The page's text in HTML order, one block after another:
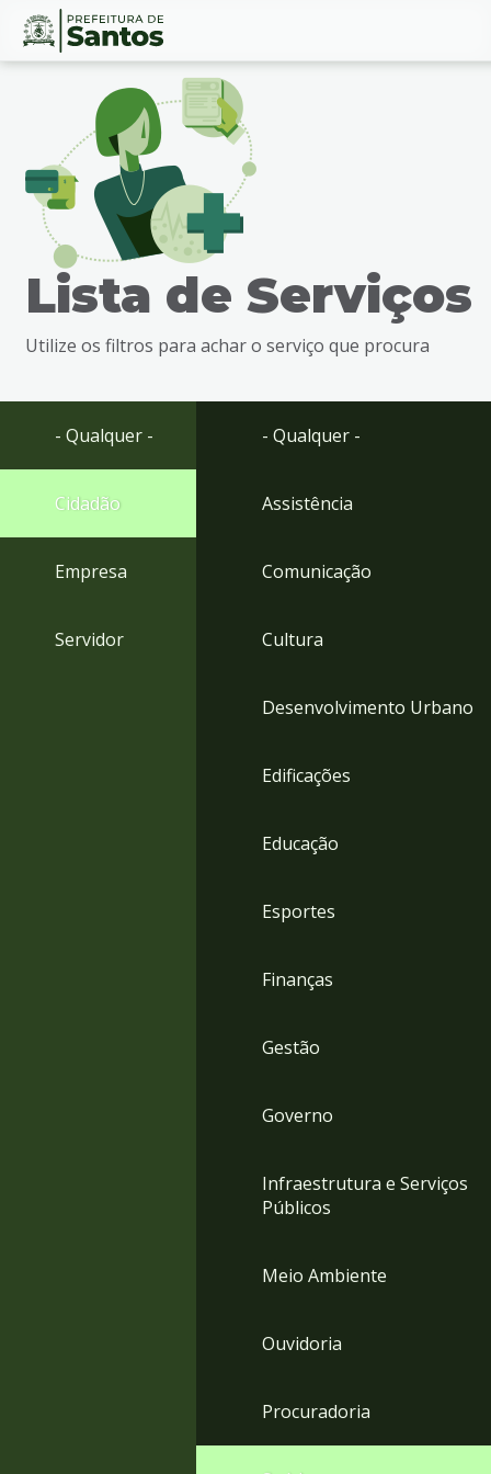
Ir
busca
Ir
rodapé
Conteúdo
Lista de Serviços
Utilize os filtros para achar o serviço que procura
- Qualquer -
Cidadão
Empresa
Servidor
- Qualquer -
Assistência
Comunicação
Cultura
Desenvolvimento Urbano
Edificações
Educação
Esportes
Finanças
Gestão
Governo
Infraestrutura e Serviços
Públicos
Meio Ambiente
Ouvidoria
Procuradoria